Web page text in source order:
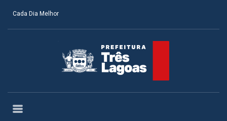
Cada Dia Melhor